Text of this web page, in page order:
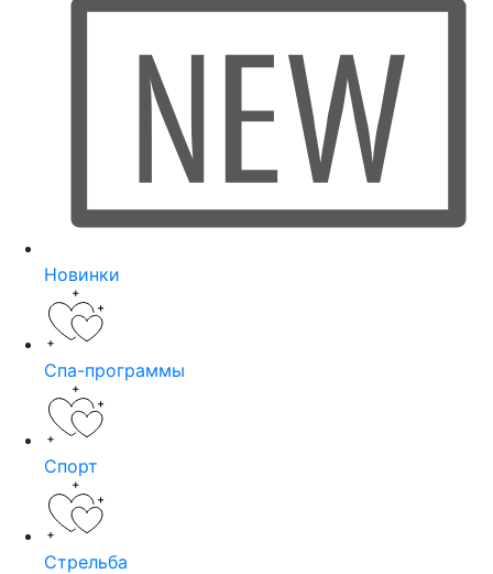
Новинки
Спа-программы
Спорт
Стрельба